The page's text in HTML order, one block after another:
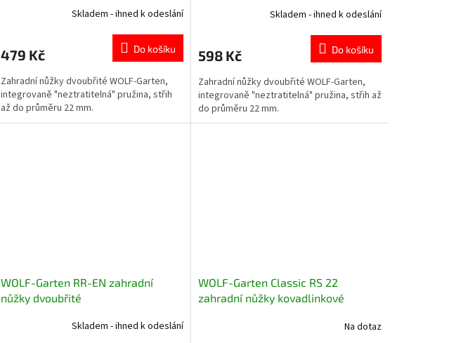
Skladem - ihned k odeslání
479 Kč Do košíku
Zahradní nůžky dvoubřité WOLF-Garten,
integrovaně "neztratitelná" pružina, střih
až do průměru 22 mm.
Skladem - ihned k odeslání
598 Kč Do košíku
Zahradní nůžky dvoubřité WOLF-Garten,
integrovaně "neztratitelná" pružina, střih až
do průměru 22 mm.
WOLF-Garten RR-EN zahradní
nůžky dvoubřité
Skladem - ihned k odeslání
WOLF-Garten Classic RS 22
zahradní nůžky kovadlinkové
Na dotaz